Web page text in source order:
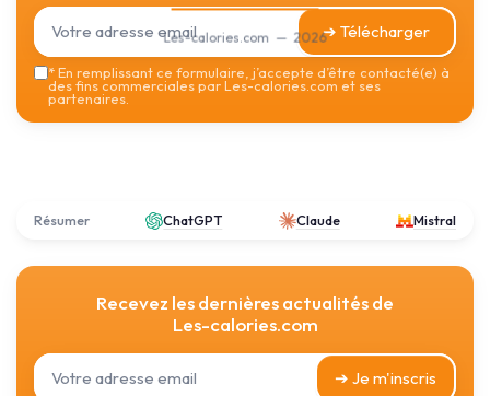
Les-calories.com — 2026➔ Télécharger
*En remplissant ce formulaire, j’accepte d’être contacté(e) à
des fins commerciales par Les-calories.com et ses
partenaires.
Résumer ChatGPT Claude Mistral
Recevez les dernières actualités de
Les-calories.com
➔ Je m'inscris